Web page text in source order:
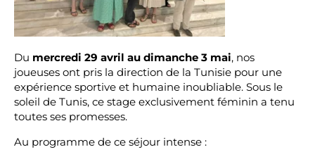
Du mercredi 29 avril au dimanche 3 mai, nos
joueuses ont pris la direction de la Tunisie pour une
expérience sportive et humaine inoubliable. Sous le
soleil de Tunis, ce stage exclusivement féminin a tenu
toutes ses promesses.
Au programme de ce séjour intense :